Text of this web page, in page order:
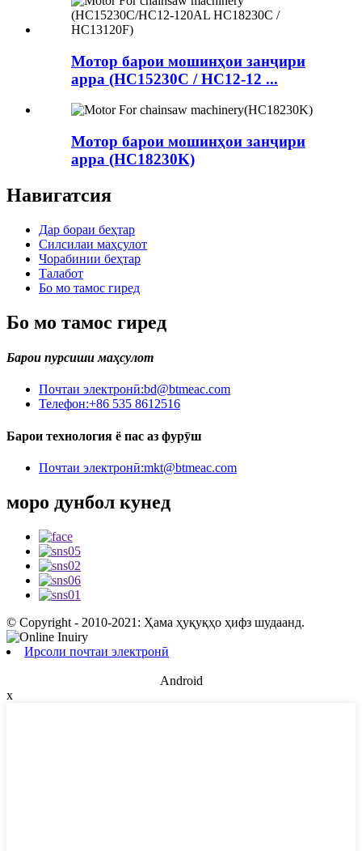
Мотор барои мошинҳои занҷири
арра (HC15230C / HC12-12 ...
Мотор барои мошинҳои занҷири
арра (HC18230K)
Навигатсия
Дар бораи беҳтар
Силсилаи маҳсулот
Чорабинии беҳтар
Талабот
Бо мо тамос гиред
Бо мо тамос гиред
Барои пурсиши маҳсулот
Почтаи электронӣ:bd@btmeac.com
Телефон:+86 535 8612516
Барои технология ё пас аз фурӯш
Почтаи электронӣ:mkt@btmeac.com
моро дунбол кунед
© Copyright - 2010-2021: Ҳама ҳуқуқҳо ҳифз шудаанд.
Ирсоли почтаи электронӣ
Android
x